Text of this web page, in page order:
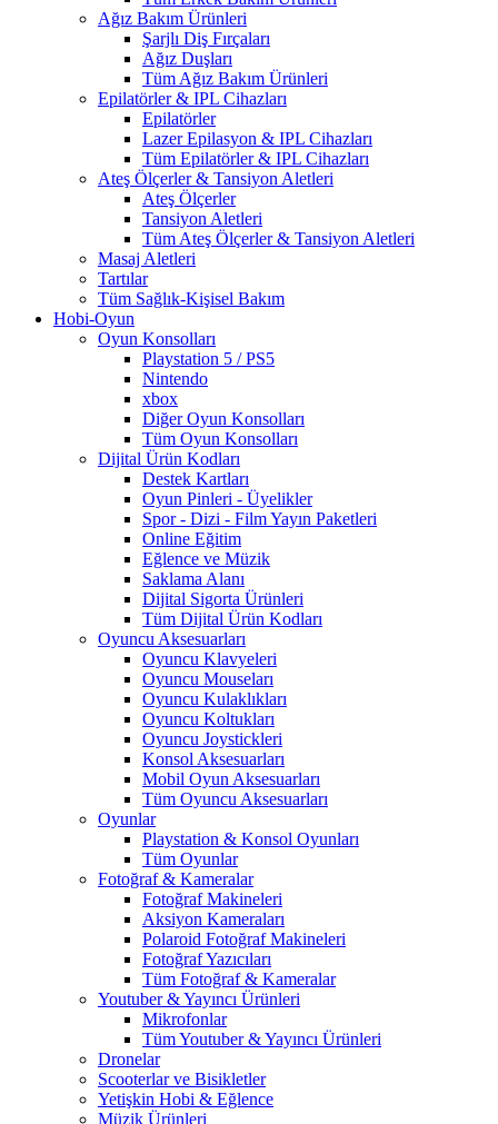
Ağız Bakım Ürünleri
Şarjlı Diş Fırçaları
Ağız Duşları
Tüm Ağız Bakım Ürünleri
Epilatörler & IPL Cihazları
Epilatörler
Lazer Epilasyon & IPL Cihazları
Tüm Epilatörler & IPL Cihazları
Ateş Ölçerler & Tansiyon Aletleri
Ateş Ölçerler
Tansiyon Aletleri
Tüm Ateş Ölçerler & Tansiyon Aletleri
Masaj Aletleri
Tartılar
Tüm Sağlık-Kişisel Bakım
Hobi-Oyun
Oyun Konsolları
Playstation 5 / PS5
Nintendo
xbox
Diğer Oyun Konsolları
Tüm Oyun Konsolları
Dijital Ürün Kodları
Destek Kartları
Oyun Pinleri - Üyelikler
Spor - Dizi - Film Yayın Paketleri
Online Eğitim
Eğlence ve Müzik
Saklama Alanı
Dijital Sigorta Ürünleri
Tüm Dijital Ürün Kodları
Oyuncu Aksesuarları
Oyuncu Klavyeleri
Oyuncu Mouseları
Oyuncu Kulaklıkları
Oyuncu Koltukları
Oyuncu Joystickleri
Konsol Aksesuarları
Mobil Oyun Aksesuarları
Tüm Oyuncu Aksesuarları
Oyunlar
Playstation & Konsol Oyunları
Tüm Oyunlar
Fotoğraf & Kameralar
Fotoğraf Makineleri
Aksiyon Kameraları
Polaroid Fotoğraf Makineleri
Fotoğraf Yazıcıları
Tüm Fotoğraf & Kameralar
Youtuber & Yayıncı Ürünleri
Mikrofonlar
Tüm Youtuber & Yayıncı Ürünleri
Dronelar
Scooterlar ve Bisikletler
Yetişkin Hobi & Eğlence
Müzik Ürünleri